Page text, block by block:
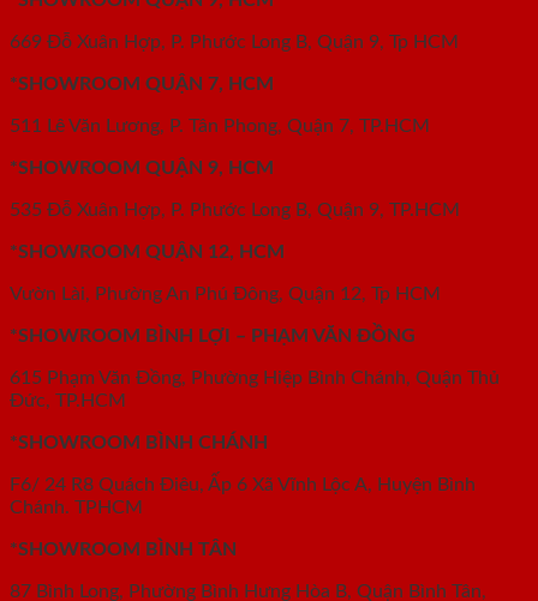
669 Đỗ Xuân Hợp, P. Phước Long B, Quận 9, Tp HCM
*SHOWROOM QUẬN 7, HCM
511 Lê Văn Lương, P. Tân Phong, Quận 7, TP.HCM
*SHOWROOM QUẬN 9, HCM
535 Đỗ Xuân Hợp, P. Phước Long B, Quận 9, TP.HCM
*SHOWROOM QUẬN 12, HCM
Vườn Lài, Phường An Phú Đông, Quận 12, Tp HCM
*SHOWROOM BÌNH LỢI – PHẠM VĂN ĐỒNG
615 Phạm Văn Đồng, Phường Hiệp Bình Chánh, Quận Thủ
Đức, TP.HCM
*SHOWROOM BÌNH CHÁNH
F6/ 24 R8 Quách Điêu, Ấp 6 Xã Vĩnh Lộc A, Huyện Bình
Chánh. TPHCM
*SHOWROOM BÌNH TÂN
87 Bình Long, Phường Bình Hưng Hòa B, Quận Bình Tân,